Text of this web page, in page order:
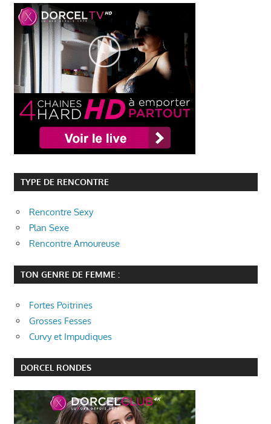
TYPE DE RENCONTRE
Rencontre Sexy
Plan Sexe
Rencontre Amoureuse
TON GENRE DE FEMME :
Fortes Poitrines
Grosses Fesses
Curvy et Impudiques
DORCEL RONDES